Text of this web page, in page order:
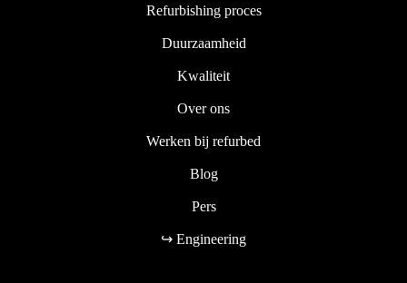
Refurbishing proces
Duurzaamheid
Kwaliteit
Over ons
Werken bij refurbed
Blog
Pers
↪ Engineering